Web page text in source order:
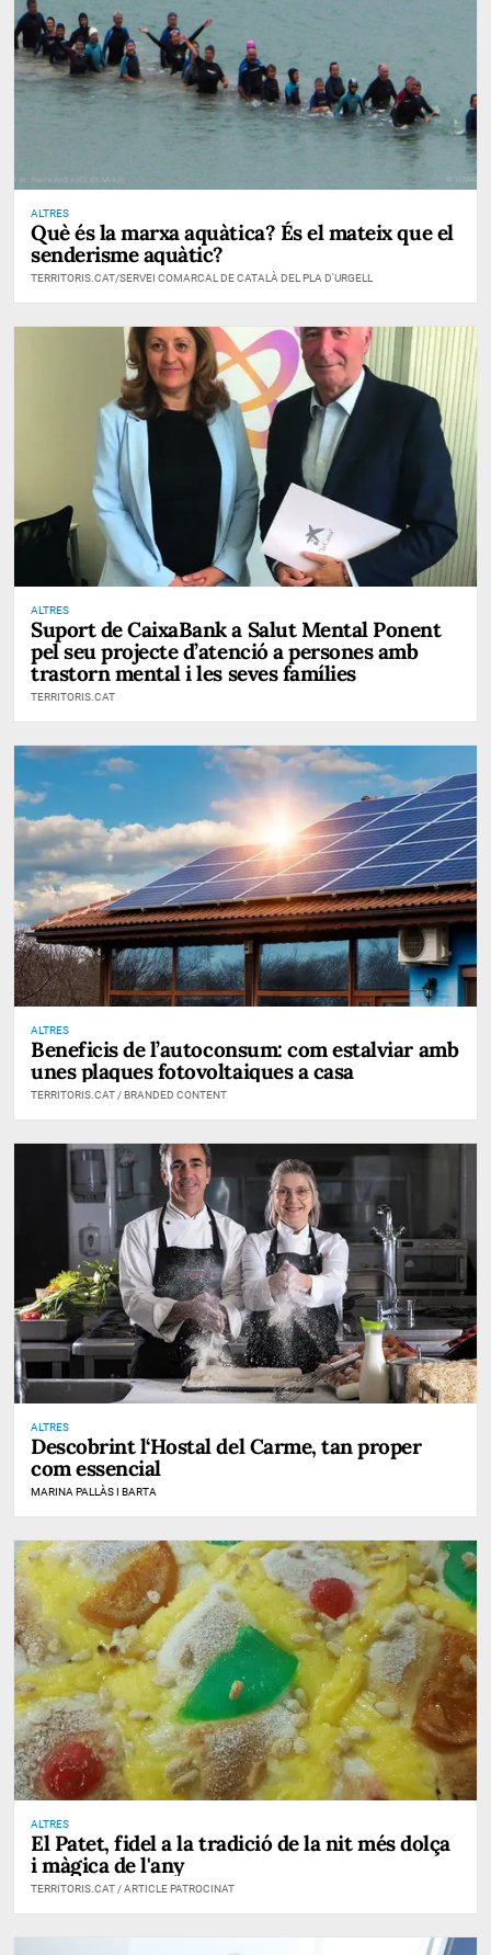
ALTRES
Què és la marxa aquàtica? És el mateix que el
senderisme aquàtic?
TERRITORIS.CAT/SERVEI COMARCAL DE CATALÀ DEL PLA D'URGELL
ALTRES
Suport de CaixaBank a Salut Mental Ponent
pel seu projecte d’atenció a persones amb
trastorn mental i les seves famílies
TERRITORIS.CAT
ALTRES
Beneficis de l’autoconsum: com estalviar amb
unes plaques fotovoltaiques a casa
TERRITORIS.CAT / BRANDED CONTENT
ALTRES
Descobrint l‘Hostal del Carme, tan proper
com essencial
MARINA PALLÀS I BARTA
ALTRES
El Patet, fidel a la tradició de la nit més dolça
i màgica de l'any
TERRITORIS.CAT / ARTICLE PATROCINAT